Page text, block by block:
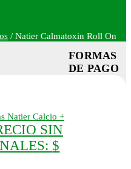
/ Natier Calmatoxin Roll On
Natier Calcio +
SIN
$
FORMAS
DE PAGO